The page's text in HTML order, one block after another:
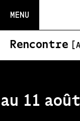
MENU
Rencontre
11